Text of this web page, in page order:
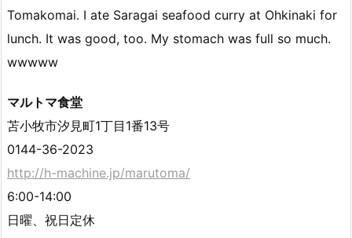
Tomakomai. I ate Saragai seafood curry at Ohkinaki for
lunch. It was good, too. My stomach was full so much.
wwwww
マルトマ食堂
苫小牧市汐見町1丁目1番13号
0144-36-2023
http://h-machine.jp/marutoma/
6:00-14:00
日曜、祝日定休